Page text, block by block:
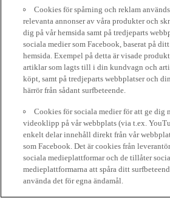
Cookies för spårning och reklam
relevanta annonser av våra produkter och
dig på vår hemsida samt på tredjeparts
sociala medier som Facebook, baserat på
hemsida. Exempel på detta är visade
artiklar som lagts till i din kundvagn och
köpt, samt på tredjeparts webbplatser och
härrör från sådant surfbeteende.
Cookies för sociala medier för att ge dig
videoklipp på vår webbplats (via t.ex.
enkelt delar innehåll direkt från vår
som Facebook. Det är cookies från
sociala medieplattformar och de tillåter
medieplattformarna att spåra ditt
använda det för egna ändamål.